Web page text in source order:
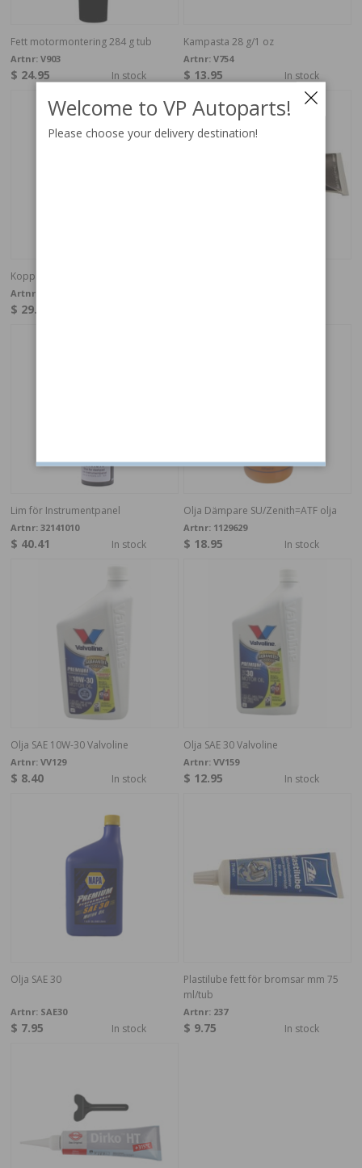
Fett motormontering 284 g tub
Artnr: V903
$ 24.95 In stock
Kampasta 28 g/1 oz
Artnr: V754
$ 13.95 In stock
Kopparfett 500gr
Artnr:
$ 29.35
Lim för Instrumentpanel
Artnr: 32141010
$ 40.41 In stock
Olja Dämpare SU/Zenith=ATF olja
Artnr: 1129629
$ 18.95 In stock
Olja SAE 10W-30 Valvoline
Artnr: VV129
$ 8.40 In stock
Olja SAE 30 Valvoline
Artnr: VV159
$ 12.95 In stock
Olja SAE 30
Artnr: SAE30
$ 7.95 In stock
Plastilube fett för bromsar mm 75
ml/tub
Artnr: 237
$ 9.75 In stock
Welcome to VP Autoparts!
Please choose your delivery destination!